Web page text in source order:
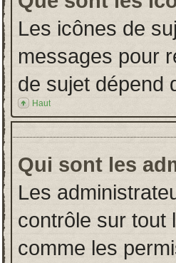
Les icônes de
messages pour
de sujet dépend
Haut
Qui sont les
Les
contrôle sur tout
comme les